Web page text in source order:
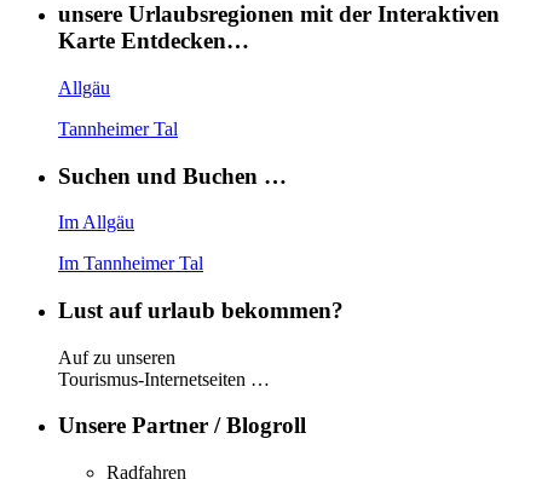
unsere Urlaubsregionen mit der Interaktiven
Karte Entdecken…
Allgäu
Tannheimer Tal
Suchen und Buchen …
Im Allgäu
Im Tannheimer Tal
Lust auf urlaub bekommen?
Auf zu unseren
Tourismus-Internetseiten …
Unsere Partner / Blogroll
Radfahren